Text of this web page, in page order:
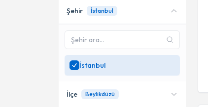
Şehir İstanbul
İstanbul
İlçe Beylikdüzü